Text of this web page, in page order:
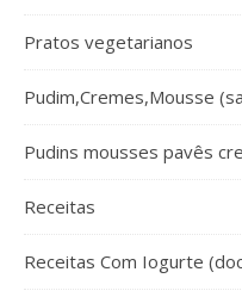
Pratos vegetarianos
Pudim,Cremes,Mousse
Pudins mousses pavês
Receitas
Receitas Com Iogurte